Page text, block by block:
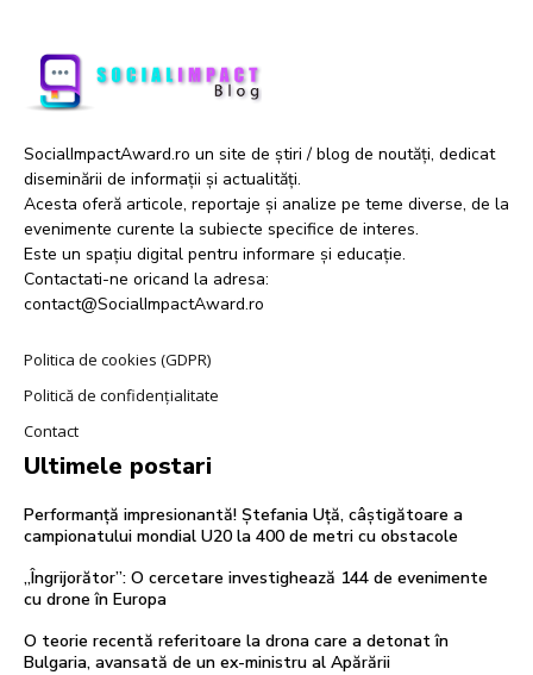
SocialImpactAward.ro un site de știri / blog de noutăți, dedicat
diseminării de informații și actualități.
Acesta oferă articole, reportaje și analize pe teme diverse, de la
evenimente curente la subiecte specifice de interes.
Este un spațiu digital pentru informare și educație.
Contactati-ne oricand la adresa:
contact@SocialImpactAward.ro
Politica de cookies (GDPR)
Politică de confidențialitate
Contact
Ultimele postari
Performanță impresionantă! Ștefania Uță, câștigătoare a
campionatului mondial U20 la 400 de metri cu obstacole
„Îngrijorător”: O cercetare investighează 144 de evenimente
cu drone în Europa
O teorie recentă referitoare la drona care a detonat în
Bulgaria, avansată de un ex-ministru al Apărării